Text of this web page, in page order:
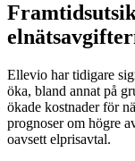
Ellevio har tidigare
öka, bland annat på
ökade kostnader för
prognoser om högre
oavsett elprisavtal.